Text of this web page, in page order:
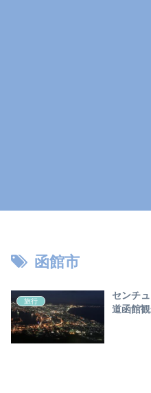
函館市
旅行
センチ
道函館